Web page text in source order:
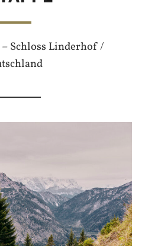
Schloss Linderhof /